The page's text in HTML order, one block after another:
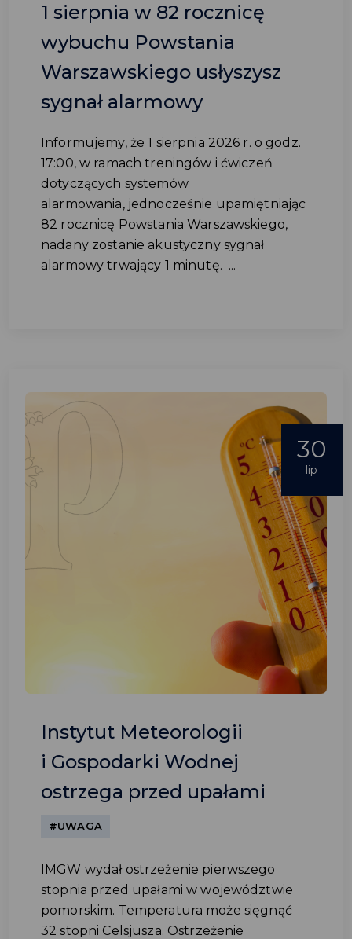
1 sierpnia w 82 rocznicę
wybuchu Powstania
Warszawskiego usłyszysz
sygnał alarmowy
Informujemy, że 1 sierpnia 2026 r. o godz.
17:00, w ramach treningów i ćwiczeń
dotyczących systemów
alarmowania, jednocześnie upamiętniając
82 rocznicę Powstania Warszawskiego,
nadany zostanie akustyczny sygnał
alarmowy trwający 1 minutę. ...
30
lip
Instytut Meteorologii
i Gospodarki Wodnej
ostrzega przed upałami
#UWAGA
IMGW wydał ostrzeżenie pierwszego
stopnia przed upałami w województwie
pomorskim. Temperatura może sięgnąć
32 stopni Celsjusza. Ostrzeżenie